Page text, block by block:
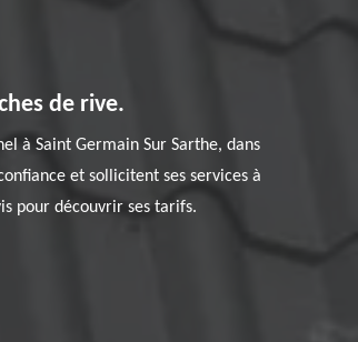
de rive.
à Saint Germain Sur Sarthe, dans
et sollicitent ses services à
pour découvrir ses tarifs.